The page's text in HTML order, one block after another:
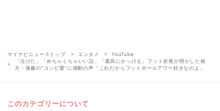
マイナビニューストップ エンタメ
YouTube
「泣けた」「めちゃくちゃいい話」「最高にかっけえ」フット岩尾が明かした相
方・後藤の“コンビ愛”に感動の声「これだからフットボールアワー好きなのよ」
このカテゴリーについて